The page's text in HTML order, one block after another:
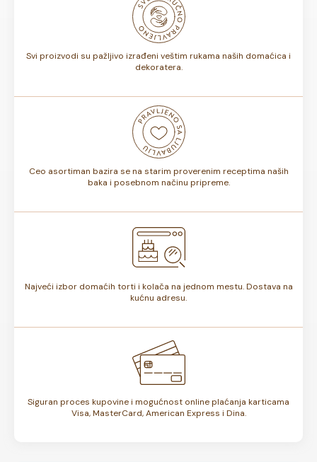
biti od 7 do 10 dana. Rok trajanja je istaknut na deklaraciji
Svi proizvodi su pažljivo izrađeni veštim rukama naših domaćica i
dekoratera.
Ceo asortiman bazira se na starim proverenim receptima naših
baka i posebnom načinu pripreme.
Najveći izbor domaćih torti i kolača na jednom mestu. Dostava na
kućnu adresu.
Siguran proces kupovine i mogućnost online plaćanja karticama
Visa, MasterCard, American Express i Dina.